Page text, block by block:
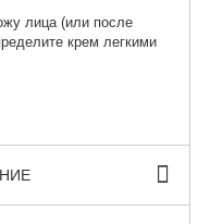
лица (или после
крем легкими